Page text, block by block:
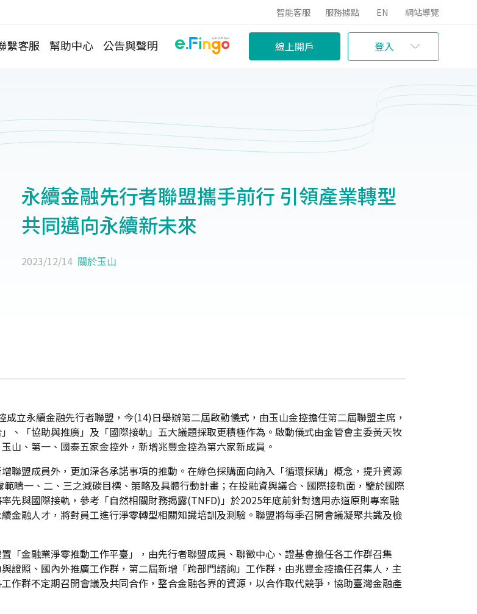
智能客服 服務據點 EN 網站導覽
繫客服 幫助中心 公告與聲明 線上開戶 登入
永續金融先行者聯盟攜手前行 引領產業轉型
共同邁向永續新未來
2023/12/14 關於玉山
立永續金融先行者聯盟，今(14)日舉辦第二屆啟動儀式，由玉山金控擔任第二屆聯盟主席，
、「協助與推廣」及「國際接軌」五大議題採取更積極作為。啟動儀式由金管會主委黃天牧
山、第一、國泰五家金控外，新增兆豐金控為第六家新成員。
聯盟成員外，更加深各承諾事項的推動。在綠色採購面向納入「循環採購」概念，提升資源
疇一、二、三之減碳目標、策略及具體行動計畫；在投融資與議合、國際接軌面，鑒於國際
先與國際接軌，參考「自然相關財務揭露(TNFD)」於2025年底前針對適用赤道原則專案融
金融人才，將對員工進行淨零轉型相關知識培訓及測驗。聯盟將每季召開會議凝聚共識及檢
「金融業淨零推動工作平臺」，由先行者聯盟成員、聯徵中心、證基會擔任各工作群召集
證照、國內外推廣工作群，第二屆新增「跨部門諮詢」工作群，由兆豐金控擔任召集人，主
作群不定期召開會議及共同合作，整合金融各界的資源，以合作取代競爭，協助臺灣金融產